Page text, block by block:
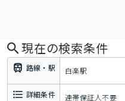
現在の検索条件
路線・駅 白楽駅
詳細条件 連帯保証人不要